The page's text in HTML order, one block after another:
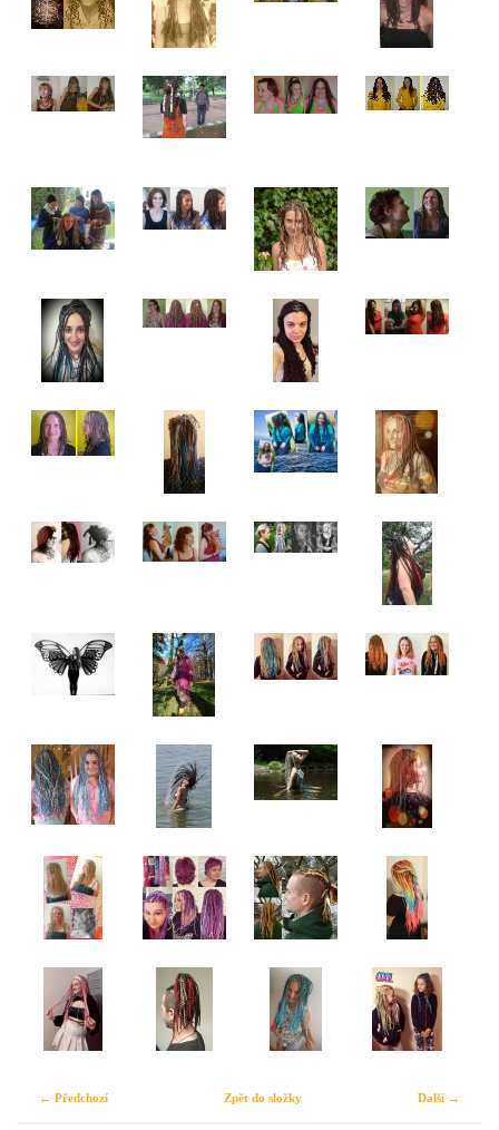
← Předchozí Další →
Zpět do složky